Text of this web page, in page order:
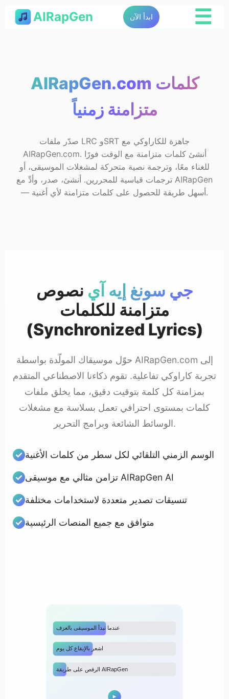
AIRapGen ابدأ الآن ☰
AIRapGen.com كلمات
متزامنة زمنياً
صدّر ملفات LRC وSRT جاهزة للكاراوكي مع
AIRapGen.com. أنشئ كلمات متزامنة مع الوقت فورًا
للغناء معًا، وترجمة نصية متحركة لمشغلات الموسيقى، أو
ترجمات قياسية للمحررين. أنشئ، صدر، وأدِّ مع AIRapGen
— أسهل طريقة للحصول على كلمات متزامنة لأي أغنية.
جي سونغ إيه آي نصوص
متزامنة للكلمات
(Synchronized Lyrics)
حوّل موسيقاك المولّدة بواسطة AIRapGen.com إلى
تجربة كاراوكي تفاعلية. تقوم ذكاءنا الاصطناعي المتقدم
بمزامنة كل كلمة بتوقيت دقيق، مما يخلق ملفات
كلمات بمستوى احترافي تعمل بسلاسة مع مشغلات
الوسائط الشائعة وبرامج التحرير.
الوسم الزمني التلقائي لكل سطر من كلمات الأغنية
تزامن مثالي مع موسيقى AIRapGen AI
تنسيقات تصدير متعددة لاستخدامات مختلفة
متوافق مع جميع المنصات الرئيسية
عندما تبدأ الموسيقى بالعزف
اشعر بالإيقاع كل يوم
الرقص على طريقة AIRapGen